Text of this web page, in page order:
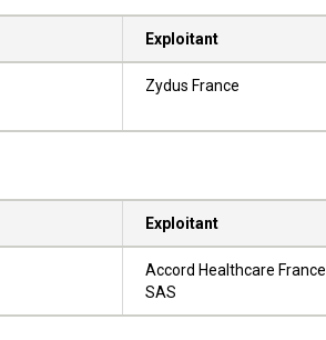
Exploitant
Zydus France
Exploitant
Accord Healthcare France
SAS